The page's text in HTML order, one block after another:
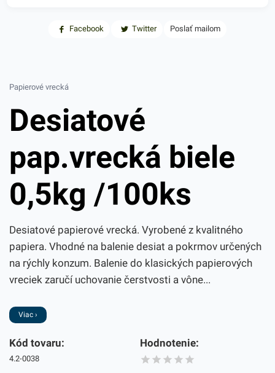
Facebook Twitter Poslať mailom
Papierové vrecká
Desiatové
pap.vrecká biele
0,5kg /100ks
Desiatové papierové vrecká. Vyrobené z kvalitného
papiera. Vhodné na balenie desiat a pokrmov určených
na rýchly konzum. Balenie do klasických papierových
vreciek zaručí uchovanie čerstvosti a vône...
Viac ›
Kód tovaru:
4.2-0038
Hodnotenie: